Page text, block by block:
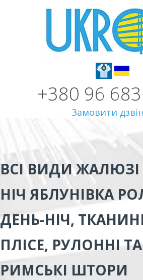
+380 96
Замовити
ВСІ ВИДИЖАЛЮЗІ
НІЧ ЯБЛУНІВКА
ДЕНЬ-НІЧ,
ПЛІСЕ, РУЛОННІ ТА
РИМСЬКІ ШТОРИ